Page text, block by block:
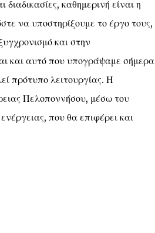
καθημερινή είναι η
να υποστηρίξουμε το έργο τους,
και στην
και αυτό που υπογράψαμε σήμερα
πρότυπο λειτουργίας. Η
Πελοποννήσου, μέσω του
που θα επιφέρει και